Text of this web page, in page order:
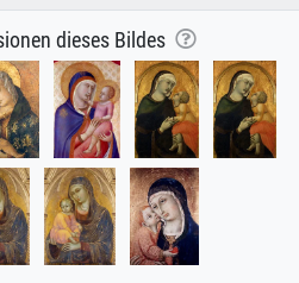
dieses Bildes